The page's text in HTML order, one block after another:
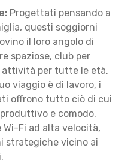
Progettati pensando a
questi soggiorni
il loro angolo di
spaziose, club per
attività per tutte le età.
viaggio è di lavoro, i
offrono tutto ciò di cui
e comodo.
Fi ad alta velocità,
strategiche vicino ai